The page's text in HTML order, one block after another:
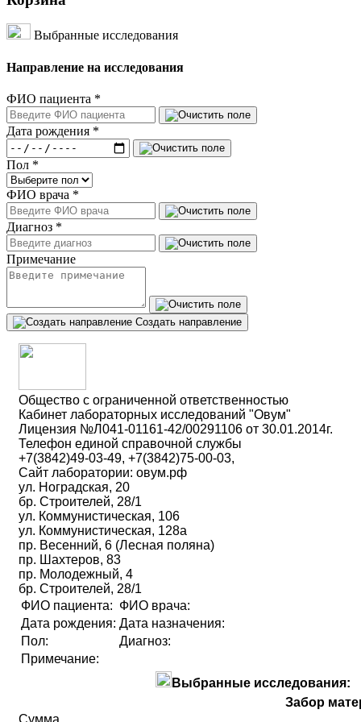
Выбранные исследования
Направление на исследования
ФИО пациента *
Дата рождения *
Пол *
ФИО врача *
Диагноз *
Примечание
Создать направление
Общество с ограниченной ответственностью
Кабинет лабораторных исследований "Овум"
Лицензия №Л041-01161-42/00291106 от 30.01.2014г.
Телефон единой справочной службы
+7(3842)49-03-49, +7(3842)75-00-03,
Сайт лаборатории: овум.рф
ул. Ноградская, 20
бр. Строителей, 28/1
ул. Коммунистическая, 106
ул. Коммунистическая, 128а
пр. Весенний, 6 (Лесная поляна)
пр. Шахтеров, 83
пр. Молодежный, 4
бр. Строителей, 28/1
ФИО пациента: ФИО врача:
Дата рождения: Дата назначения:
Пол:
Диагноз:
Примечание:
Выбранные исследования:
Забор
Сумма